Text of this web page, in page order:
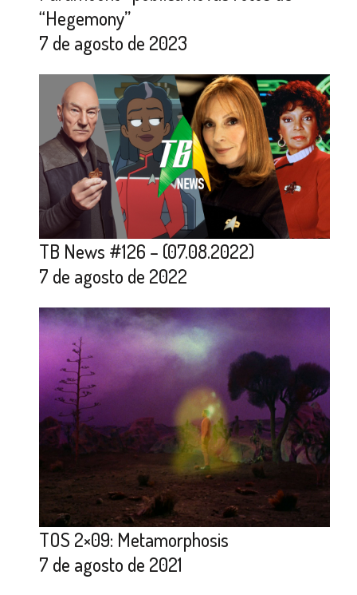
“Hegemony”
7 de agosto de 2023
TB News #126 – (07.08.2022)
7 de agosto de 2022
TOS 2×09: Metamorphosis
7 de agosto de 2021